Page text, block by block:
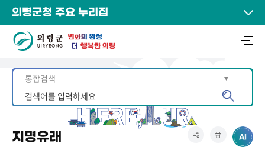
의령군청 주요 누리집
지명유래